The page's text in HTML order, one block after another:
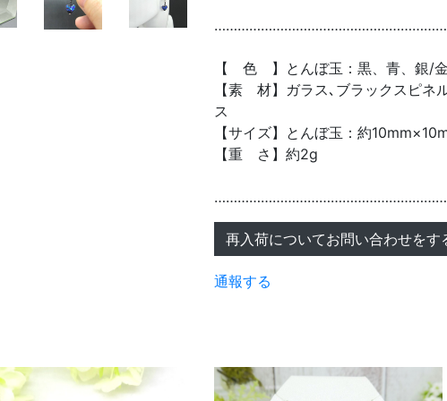
【 色 】とんぼ玉：黒、青、銀/
【素 材】ガラス､ブラックスピネ
ス
【サイズ】とんぼ玉：約
【重 さ】約2g
再入荷についてお問い合わせをす
通報する